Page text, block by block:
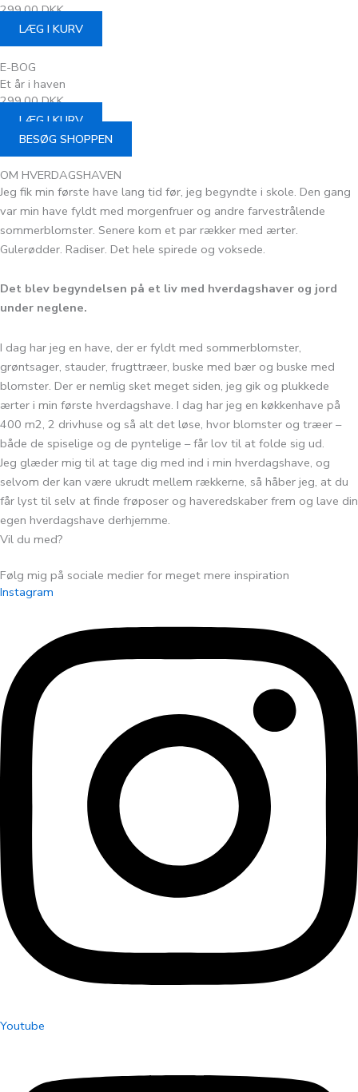
299,00 DKK
LÆG I KURV
E-BOG
Et år i haven
299,00 DKK
LÆG I KURV
BESØG SHOPPEN
OM HVERDAGSHAVEN
Jeg fik min første have lang tid før, jeg begyndte i skole. Den gang
var min have fyldt med morgenfruer og andre farvestrålende
sommerblomster. Senere kom et par rækker med ærter.
Gulerødder. Radiser. Det hele spirede og voksede.
Det blev begyndelsen på et liv med hverdagshaver og jord
under neglene.
I dag har jeg en have, der er fyldt med sommerblomster,
grøntsager, stauder, frugttræer, buske med bær og buske med
blomster. Der er nemlig sket meget siden, jeg gik og plukkede
ærter i min første hverdagshave. I dag har jeg en køkkenhave på
400 m2, 2 drivhuse og så alt det løse, hvor blomster og træer –
både de spiselige og de pyntelige – får lov til at folde sig ud.
Jeg glæder mig til at tage dig med ind i min hverdagshave, og
selvom der kan være ukrudt mellem rækkerne, så håber jeg, at du
får lyst til selv at finde frøposer og haveredskaber frem og lave din
egen hverdagshave derhjemme.
Vil du med?
Følg mig på sociale medier for meget mere inspiration
Instagram
Youtube